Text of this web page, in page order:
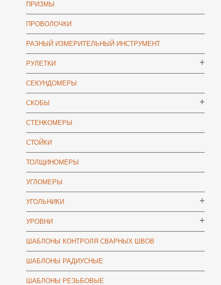
ПРИЗМЫ
ПРОВОЛОЧКИ
РАЗНЫЙ ИЗМЕРИТЕЛЬНЫЙ ИНСТРУМЕНТ
РУЛЕТКИ
СЕКУНДОМЕРЫ
СКОБЫ
СТЕНКОМЕРЫ
СТОЙКИ
ТОЛЩИНОМЕРЫ
УГЛОМЕРЫ
УГОЛЬНИКИ
УРОВНИ
ШАБЛОНЫ КОНТРОЛЯ СВАРНЫХ ШВОВ
ШАБЛОНЫ РАДИУСНЫЕ
ШАБЛОНЫ РЕЗЬБОВЫЕ